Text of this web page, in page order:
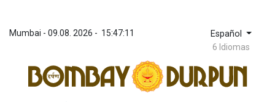
Mumbai - 09.08. 2026 - 15:47:11 Español
6 Idiomas
ZWL 372.275202